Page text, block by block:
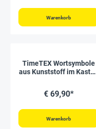
Warenkorb
TimeTEX Wortsymbole
aus Kunststoff im Kasten
€ 69,90*
Warenkorb